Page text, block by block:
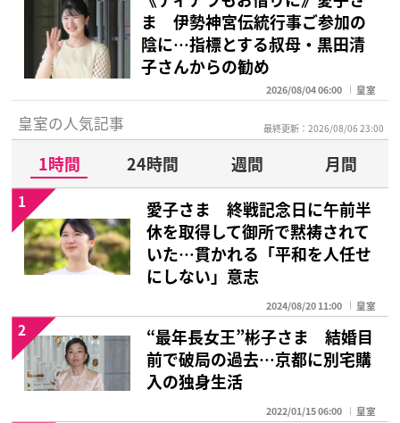
ま 伊勢神宮伝統行事ご参加の
陰に…指標とする叔母・黒田清
子さんからの勧め
2026/08/04 06:00 皇室
皇室の人気記事 最終更新：2026/08/06 23:00
1時間 24時間 週間
月間
愛子さま 終戦記念日に午前半
休を取得して御所で黙祷されて
いた…貫かれる「平和を人任せ
にしない」意志
2024/08/20 11:00 皇室
1
“最年長女王”彬子さま 結婚目
前で破局の過去…京都に別宅購
入の独身生活
2022/01/15 06:00 皇室
2